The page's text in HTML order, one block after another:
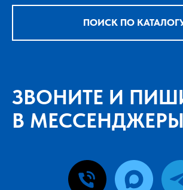
ПОИСК ПО
ЗВОНИТЕ И
В